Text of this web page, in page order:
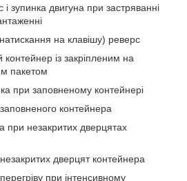
і зупинка двигуна при застряванні
на клавішу) реверс
із закріпленим на
пакетом
при заповненому контейнері
заповненого контейнера
при незакритих дверцятах
незакритих дверцят контейнера
при інтенсивному